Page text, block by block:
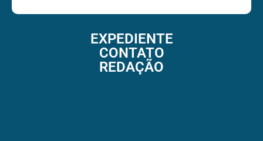
EXPEDIENTE
CONTATO
REDAÇÃO